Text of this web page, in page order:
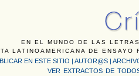
EN EL MUNDO DE LAS
LATINOAMERICANA DE
EN ESTE SITIO | AUTOR@S |
VER EXTRACTOS DE